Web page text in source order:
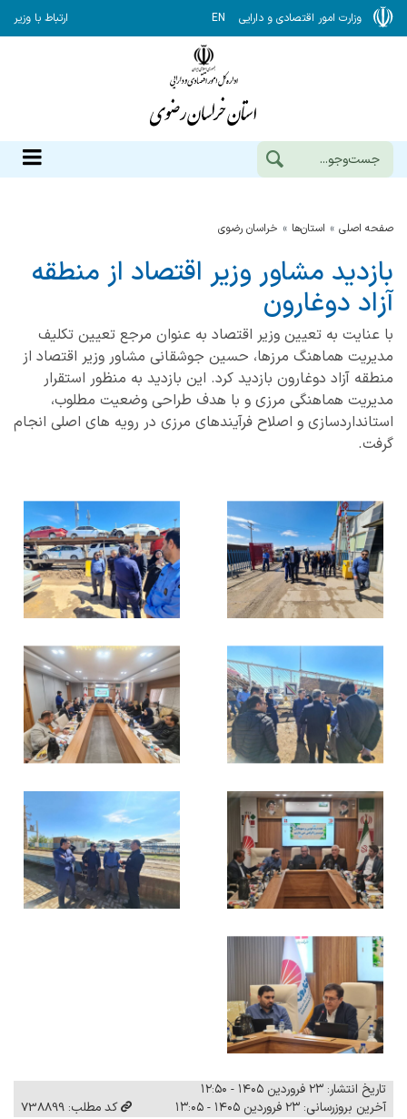
وزارت امور اقتصادی و دارایی EN ارتباط با وزیر
صفحه اصلی استان‌ها خراسان رضوي
بازدید مشاور وزیر اقتصاد از منطقه
آزاد دوغارون
با عنایت به تعیین وزیر اقتصاد به عنوان مرجع تعیین تکلیف
مدیریت هماهنگ مرزها، حسین جوشقانی مشاور وزیر اقتصاد از
منطقه آزاد دوغارون بازدید کرد. این بازدید به منظور استقرار
مدیریت هماهنگی مرزی و با هدف طراحی وضعیت مطلوب،
استانداردسازی و اصلاح فرآیندهای مرزی در رویه های اصلی انجام
گرفت.
تاریخ انتشار: ۲۳ فروردین ۱۴۰۵ - ۱۲:۵۰
آخرین بروزرسانی: ۲۳ فروردین ۱۴۰۵ - ۱۳:۰۵
کد مطلب: 738899